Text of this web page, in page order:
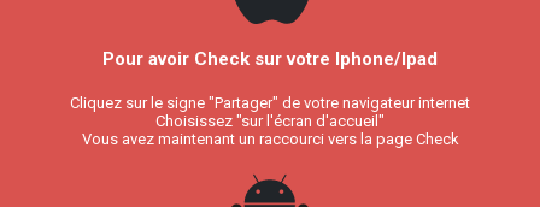
Pour avoir Check sur votre Iphone/Ipad
Cliquez sur le signe "Partager" de votre navigateur internet
Choisissez "sur l'écran d'accueil"
Vous avez maintenant un raccourci vers la page Check